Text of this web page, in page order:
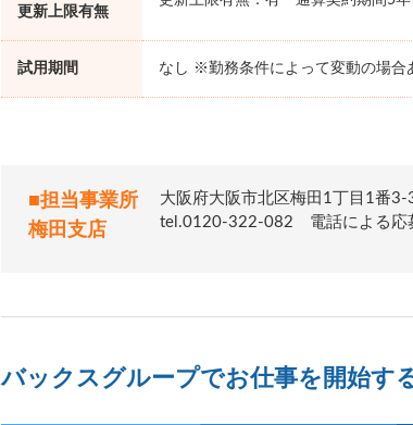
更新上限有無
試用期間 なし ※勤務条件によって変動の場合
■担当事業所
梅田支店
大阪府大阪市北区梅田1丁目1番
tel.0120-322-082 電話による応
バックスグループでお仕事を開始す